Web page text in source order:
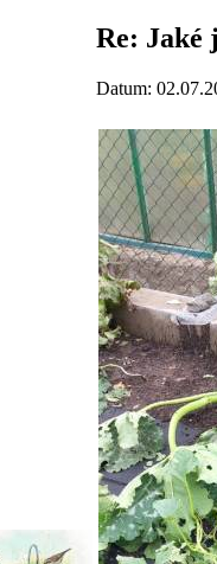
Re: Jaké
Datum: